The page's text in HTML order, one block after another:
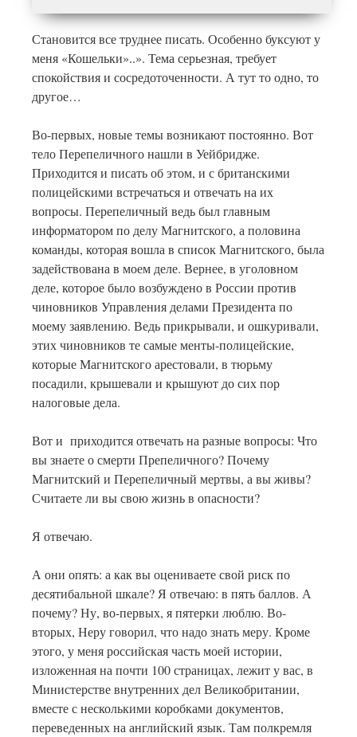
Становится все труднее писать. Особенно буксуют у
меня «Кошельки»..». Тема серьезная, требует
спокойствия и сосредоточенности. А тут то одно, то
другое…
Во-первых, новые темы возникают постоянно. Вот
тело Перепеличного нашли в Уейбридже.
Приходится и писать об этом, и с британскими
полицейскими встречаться и отвечать на их
вопросы. Перепеличный ведь был главным
информатором по делу Магнитского, а половина
команды, которая вошла в список Магнитского, была
задействована в моем деле. Вернее, в уголовном
деле, которое было возбуждено в России против
чиновников Управления делами Президента по
моему заявлению. Ведь прикрывали, и ошкуривали,
этих чиновников те самые менты-полицейские,
которые Магнитского арестовали, в тюрьму
посадили, крышевали и крышуют до сих пор
налоговые дела.
Вот и приходится отвечать на разные вопросы: Что
вы знаете о смерти Препеличного?Почему
Магнитский и Перепеличный мертвы, а вы живы?
Считаете ли вы свою жизнь в опасности?
Я отвечаю.
А они опять: а как вы оцениваете свой риск по
десятибальной шкале? Я отвечаю: в пять баллов. А
почему? Ну, во-первых, я пятерки люблю. Во-
вторых, Неру говорил, что надо знать меру. Кроме
этого, у меня российская часть моей истории,
изложенная на почти 100 страницах, лежит у вас, в
Министерстве внутренних дел Великобритании,
вместе с несколькими коробками документов,
переведенных на английский язык. Там полкремля